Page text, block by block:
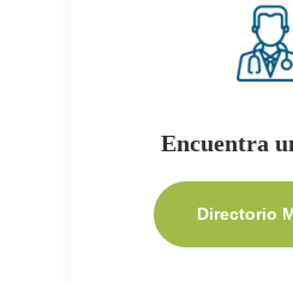
Encuentra
Directorio